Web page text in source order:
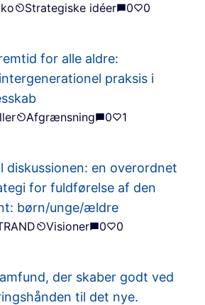
Strategiske idéer 0 0
for alle aldre:
praksis i
Afgrænsning 0 1
diskussionen: en overordnet
for fuldførelse af den
børn/unge/ældre
Visioner 0 0
der skaber godt ved
til det nye.